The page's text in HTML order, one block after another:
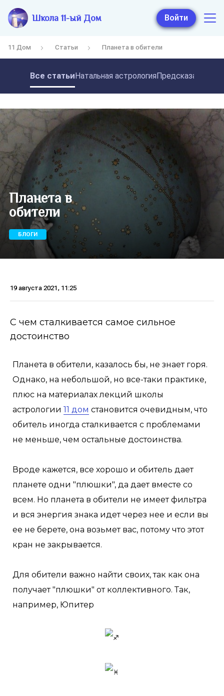
Школа 11-ый Дом Войти
11 Дом Статьи Планета в обители
Все статьиНатальная астрология
Планета в
обители
БЛОГИ
19 августа 2021, 11:25
С чем сталкивается самое сильное
достоинство
Планета в обители, казалось бы, не знает горя.
Однако, на небольшой, но все-таки практике,
плюс на материалах лекций школы
астрологии 11 дом становится очевидным, что
обитель иногда сталкивается с проблемами
не меньше, чем остальные достоинства.
Вроде кажется, все хорошо и обитель дает
планете одни "плюшки", да дает вместе со
всем. Но планета в обители не имеет фильтра
и вся энергия знака идет через нее и если вы
ее не берете, она возьмет вас, потому что этот
кран не закрывается.
Для обители важно найти своих, так как она
получает "плюшки" от коллективного. Так,
например, Юпитер